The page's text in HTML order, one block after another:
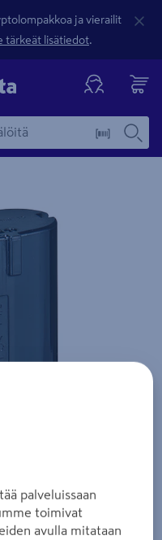
ja vierailit
tärkeät lisätiedot.
kuvaus -
palveluissaan
toimivat
avulla mitataan